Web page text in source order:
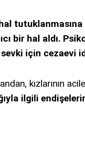
bir hal aldı.
için cezaevi
kızlarının
ilgili